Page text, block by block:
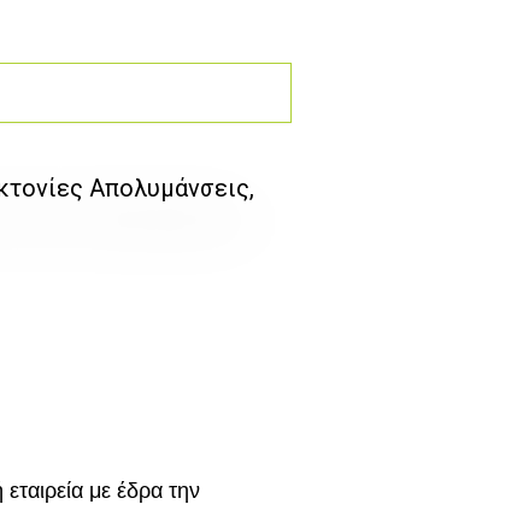
Απολυμάνσεις,
με έδρα την